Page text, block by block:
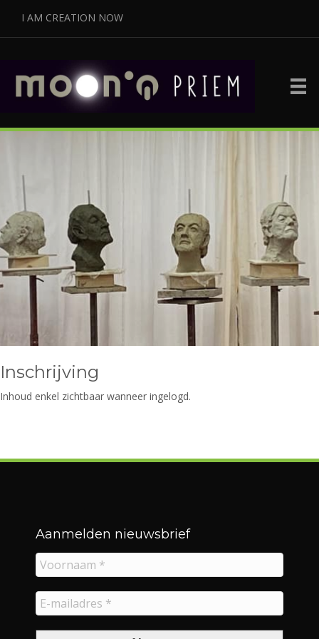
I AM CREATION NOW
Inschrijving
Inhoud enkel zichtbaar wanneer ingelogd.
Aanmelden nieuwsbrief